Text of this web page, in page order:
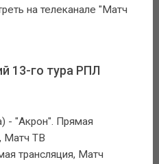
на телеканале "Матч
13-го тура РПЛ
- "Акрон". Прямая
Матч ТВ
трансляция, Матч